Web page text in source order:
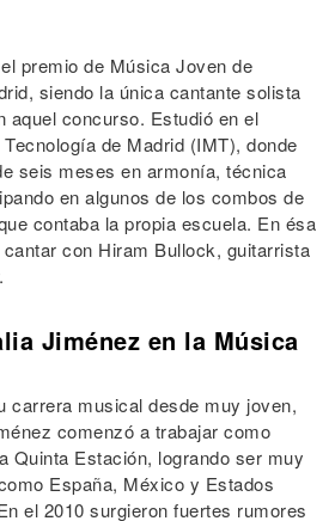
premio de Música Joven de
siendo la única cantante solista
aquel concurso. Estudió en el
de Madrid (IMT), donde
seis meses en armonía, técnica
en algunos de los combos de
contaba la propia escuela. En ésa
con Hiram Bullock, guitarrista
Jiménez en la Música
carrera musical desde muy joven,
comenzó a trabajar como
Quinta Estación, logrando ser muy
España, México y Estados
el 2010 surgieron fuertes rumores